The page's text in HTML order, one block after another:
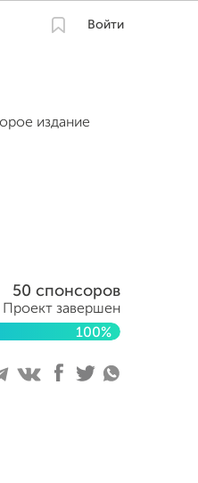
Войти
издание
50 спонсоров
Проект завершен
100%